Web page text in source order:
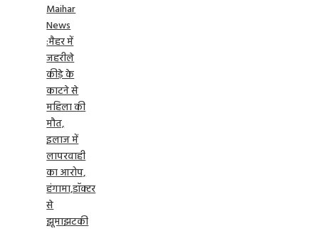
Maihar
News
:मैहर में
जहरीले
कीड़े के
काटने से
महिला की
मौत,
इलाज में
लापरवाही
का आरोप,
हंगामा,डॉक्टर
से
झूमाझटकी